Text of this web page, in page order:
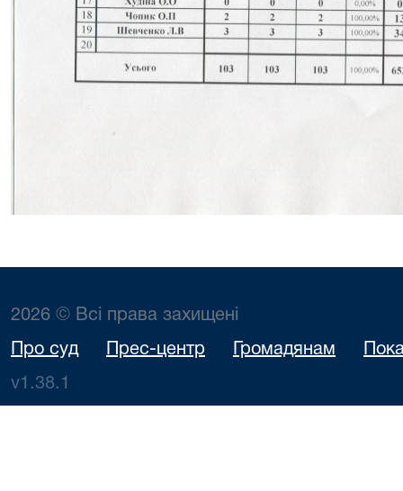
2026 © Всі права захищені
Про суд Прес-центр Громадянам
v1.38.1